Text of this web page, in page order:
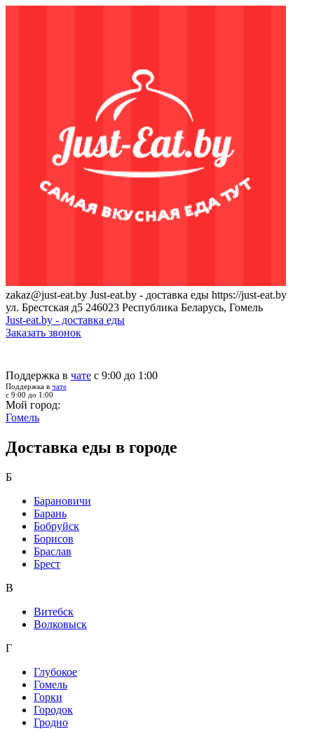
zakaz@just-eat.by Just-eat.by - доставка еды https://just-eat.by
ул. Брестская д5 246023 Республика Беларусь, Гомель
Just-eat.by - доставка еды
Заказать звонок
Поддержка в чате с 9:00 до 1:00
Поддержка в чате
с 9:00 до 1:00
Мой город:
Гомель
Доставка еды в городе
Б
Барановичи
Барань
Бобруйск
Борисов
Браслав
Брест
В
Витебск
Волковыск
Г
Глубокое
Гомель
Горки
Городок
Гродно